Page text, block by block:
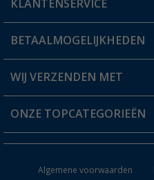
Mijn account
Status bestelling
Verlanglijstje
KLANTENSERVICE
FAQ & Contact
Verzendinformatie
Catalogus
BETAALMOGELIJKHEDEN
WIJ VERZENDEN MET
ONZE TOPCATEGORIEËN
Algemene voorwaarden